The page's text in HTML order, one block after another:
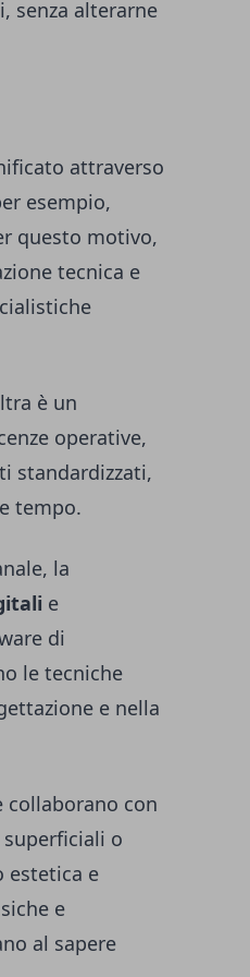
senza alterarne
attraverso
esempio,
questo motivo,
tecnica e
è un
operative,
standardizzati,
tempo.
la
e
di
le tecniche
e nella
collaborano con
o
estetica e
e
al sapere